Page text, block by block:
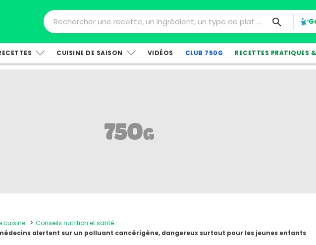
CUISINE DE SAISON VIDÉOS CLUB 750G RECETTES PRATIQUES
cuisine
Conseils nutrition et santé
alertent sur un polluant cancérigène, dangereux surtout pour les jeunes enfants